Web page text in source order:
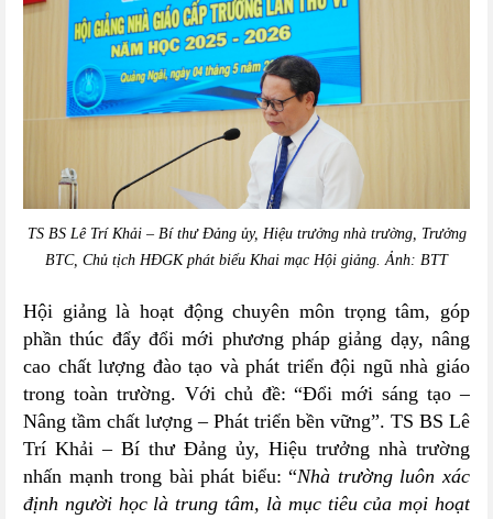
TS BS Lê Trí Khải – Bí thư Đảng ủy, Hiệu trưởng nhà trường, Trưởng
BTC, Chủ tịch HĐGK phát biểu Khai mạc Hội giảng. Ảnh: BTT
Hội giảng là hoạt động chuyên môn trọng tâm, góp
phần thúc đẩy đổi mới phương pháp giảng dạy, nâng
cao chất lượng đào tạo và phát triển đội ngũ nhà giáo
trong toàn trường. Với chủ đề: “Đổi mới sáng tạo –
Nâng tầm chất lượng – Phát triển bền vững”. TS BS Lê
Trí Khải – Bí thư Đảng ủy, Hiệu trưởng nhà trường
nhấn mạnh trong bài phát biểu: “Nhà trường luôn xác
định người học là trung tâm, là mục tiêu của mọi hoạt